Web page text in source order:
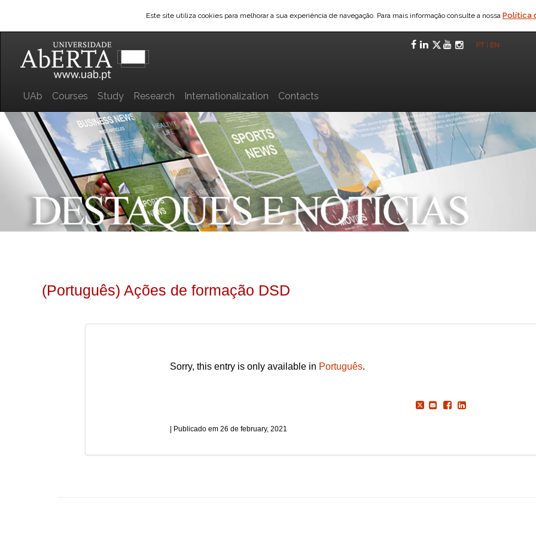
Este site utiliza cookies para melhorar a sua experiência de navegação. Para mais informação consulte a nossa Política
Facebook
LinkedIn
Twitter
YouTube
PT EN
UAb Courses Study Research Internationalization Contacts
(Português) Ações de formação DSD
Sorry, this entry is only available in Português.
26 de february, 2021